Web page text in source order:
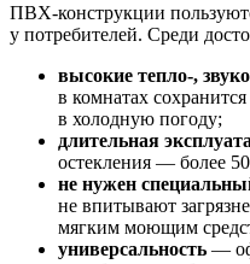
ПВХ-конструкции
у потребителей. Среди
высокие тепло-,
в комнатах
в холодную погоду;
длительная
остекления — более
не нужен
не впитывают
мягким моющим
универсальность —